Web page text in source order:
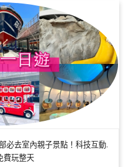
必去室內親子景點！科技互動.
費玩整天